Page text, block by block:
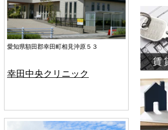
愛知県額田郡幸田町相見沖原５３
幸田中央クリニック